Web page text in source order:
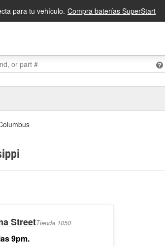
para tu vehículo. Compra baterías SuperStart
StreetTienda 1050
9pm.